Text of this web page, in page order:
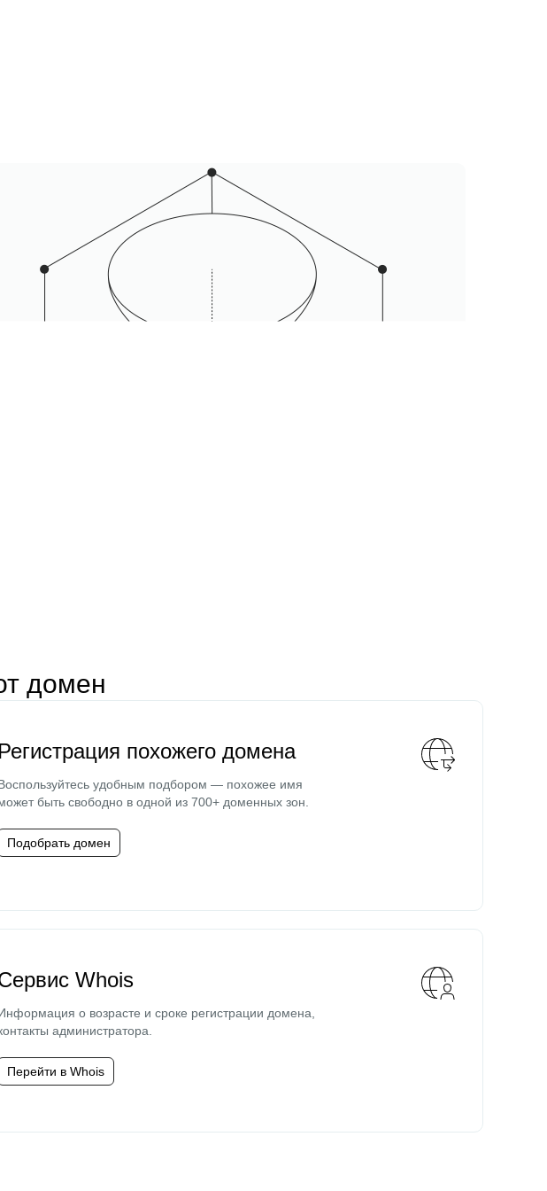
домен
Регистрация похожего домена
удобным подбором — похожее имя
быть свободно в одной из 700+ доменных зон.
Подобрать домен
Whois
о возрасте и сроке регистрации домена,
администратора.
Перейти в Whois